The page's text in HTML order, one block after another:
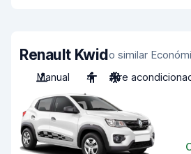
Renault Kwido similar
Manual
4 Aire